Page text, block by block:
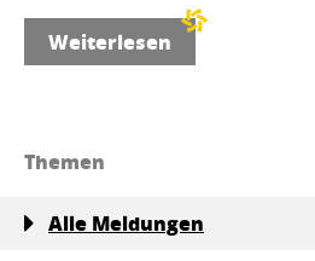
Weiterlesen
Themen
Alle Meldungen